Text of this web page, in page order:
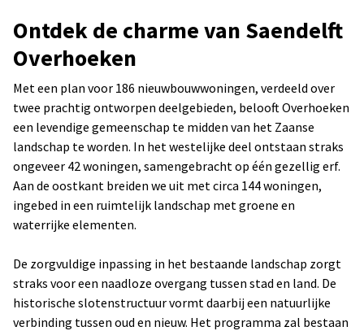
Ontdek de charme van Saendelft
Overhoeken
Met een plan voor 186 nieuwbouwwoningen, verdeeld over
twee prachtig ontworpen deelgebieden, belooft Overhoeken
een levendige gemeenschap te midden van het Zaanse
landschap te worden. In het westelijke deel ontstaan straks
ongeveer 42 woningen, samengebracht op één gezellig erf.
Aan de oostkant breiden we uit met circa 144 woningen,
ingebed in een ruimtelijk landschap met groene en
waterrijke elementen.
De zorgvuldige inpassing in het bestaande landschap zorgt
straks voor een naadloze overgang tussen stad en land. De
historische slotenstructuur vormt daarbij een natuurlijke
verbinding tussen oud en nieuw. Het programma zal bestaan